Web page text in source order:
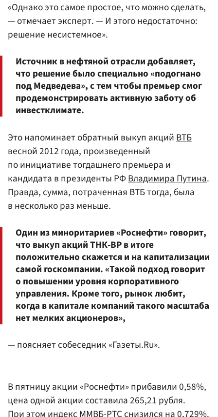
«Однако это самое простое, что можно сделать,
— отмечает эксперт. — И этого недостаточно:
решение несистемное».
Источник в нефтяной отрасли добавляет,
что решение было специально «подогнано
под Медведева», с тем чтобы премьер смог
продемонстрировать активную заботу об
инвестклимате.
Это напоминает обратный выкуп акцийВТБ
весной 2012 года, произведенный
по инициативе тогдашнего премьера и
кандидата в президенты РФВладимира Путина.
Правда, сумма, потраченная ВТБ тогда, была
в несколько раз меньше.
Один из миноритариев «Роснефти» говорит,
что выкуп акций ТНК-ВР в итоге
положительно скажется и на капитализации
самой госкомпании. «Такой подход говорит
о повышении уровня корпоративного
управления. Кроме того, рынок любит,
когда в капитале компаний такого масштаба
нет мелких акционеров»,
— поясняет собеседник «Газеты.Ru».
В пятницу акции «Роснефти» прибавили 0,58%,
цена одной акции составила 265,21 рубля.
При этом индекс ММВБ-РТС снизился на 0,729%.